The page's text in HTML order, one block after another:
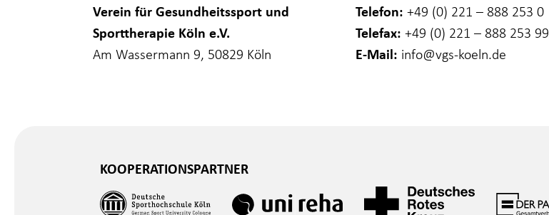
Verein für Gesundheitssport und
Sporttherapie Köln e.V.
Am Wassermann 9, 50829 Köln
Telefon: +49 (0) 221 – 888 253 0
Telefax: +49 (0) 221 – 888 253 99
E-Mail: info@vgs-koeln.de
KOOPERATIONSPARTNER